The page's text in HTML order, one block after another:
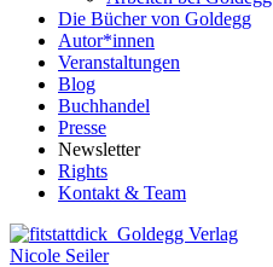
Die Bücher von Goldegg
Autor*innen
Veranstaltungen
Blog
Buchhandel
Presse
Newsletter
Rights
Kontakt & Team
Nicole Seiler